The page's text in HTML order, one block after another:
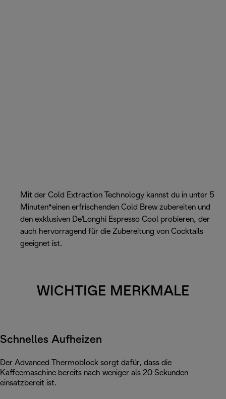
Mit der Cold Extraction Technology kannst du in unter 5
Minuten*einen erfrischenden Cold Brew zubereiten und
den exklusiven De'Longhi Espresso Cool probieren, der
auch hervorragend für die Zubereitung von Cocktails
geeignet ist.
WICHTIGE MERKMALE
Schnelles Aufheizen
Der Advanced Thermoblock sorgt dafür, dass die
Kaffeemaschine bereits nach weniger als 20 Sekunden
einsatzbereit ist.